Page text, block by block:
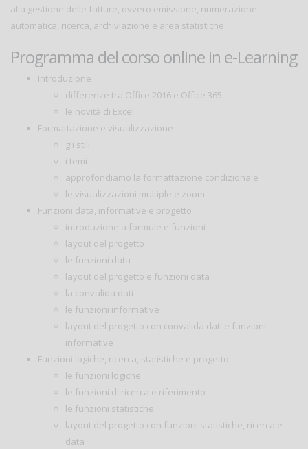
alla gestione delle fatture, ovvero emissione, numerazione
automatica, ricerca, archiviazione e area statistiche.
Programma del corso online in e-Learning
Introduzione
differenze tra Office 2016 e Office 365
le novità di Excel
Formattazione e visualizzazione
gli stili
i temi
approfondiamo la formattazione condizionale
le visualizzazioni multiple e zoom
Funzioni data, informative e progetto
introduzione a formule e funzioni
layout del progetto
le funzioni data
layout del progetto e funzioni data
la convalida dati
le funzioni informative
layout del progetto con convalida dati e funzioni
informative
Funzioni logiche, ricerca, statistiche e progetto
le funzioni logiche
le funzioni di ricerca e riferimento
le funzioni statistiche
layout del progetto con funzioni statistiche, ricerca e
data